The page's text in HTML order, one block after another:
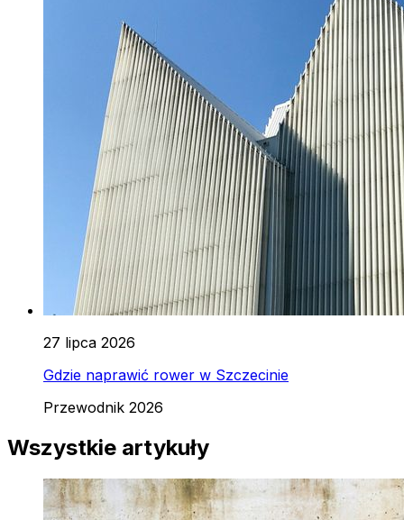
27 lipca 2026
Gdzie naprawić rower w Szczecinie
Przewodnik 2026
Wszystkie artykuły